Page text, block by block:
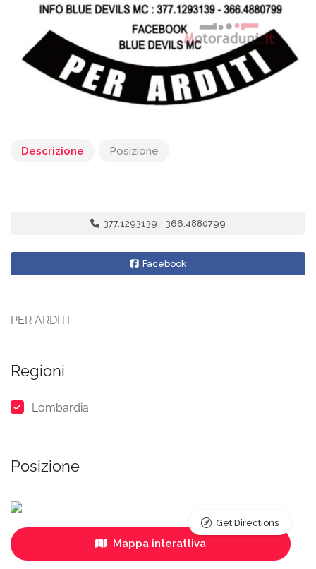
Descrizione Posizione
377.1293139 - 366.4880799
Facebook
PER ARDITI
Regioni
Lombardia
Posizione
Mappa interattiva
Get Directions